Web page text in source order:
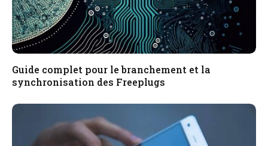
Guide complet pour le branchement et la
synchronisation des Freeplugs